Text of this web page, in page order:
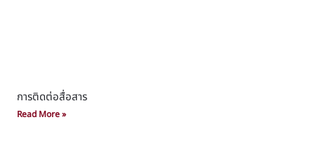
การติดต่อสื่อสาร
Read More »